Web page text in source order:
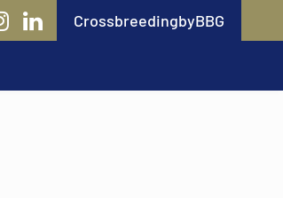
CrossbreedingbyBBG